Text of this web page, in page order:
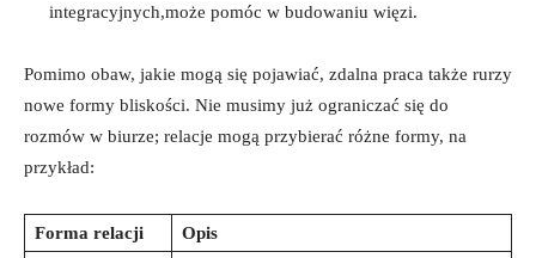
integracyjnych,może pomóc w⁤ budowaniu więzi.
Pomimo obaw, jakie mogą się pojawiać, zdalna praca także rurzy
nowe formy bliskości. Nie musimy już ⁢ograniczać się do
rozmów w biurze; relacje mogą przybierać różne formy, na
przykład:
Forma relacji
Opis